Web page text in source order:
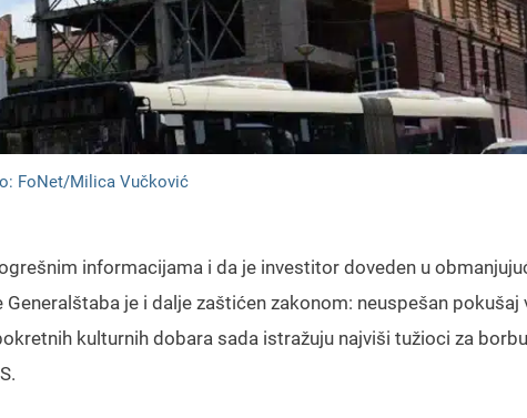
FoNet/Milica Vučković
informacijama i da je investitor doveden u
je i dalje zaštićen zakonom: neuspešan pokušaj
kulturnih dobara sada istražuju najviši tužioci za